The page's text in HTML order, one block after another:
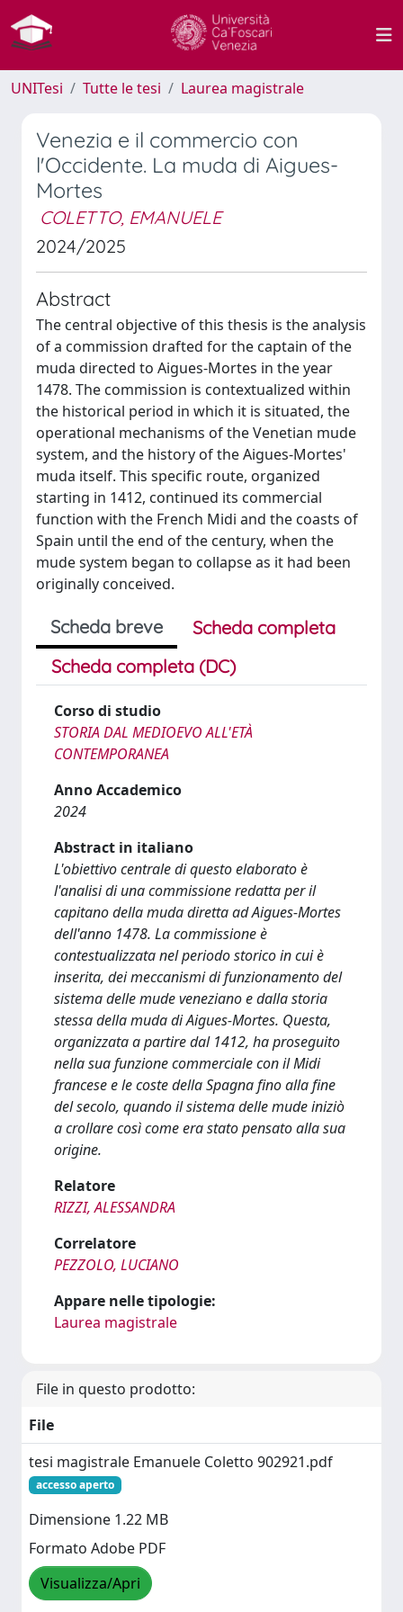
UNITesi Tutte le tesi Laurea magistrale
Venezia e il commercio con
l'Occidente. La muda di Aigues-
Mortes
COLETTO, EMANUELE
2024/2025
Abstract
The central objective of this thesis is the analysis
of a commission drafted for the captain of the
muda directed to Aigues-Mortes in the year
1478. The commission is contextualized within
the historical period in which it is situated, the
operational mechanisms of the Venetian mude
system, and the history of the Aigues-Mortes'
muda itself. This specific route, organized
starting in 1412, continued its commercial
function with the French Midi and the coasts of
Spain until the end of the century, when the
mude system began to collapse as it had been
originally conceived.
Scheda breve
Scheda completa
Scheda completa (DC)
Corso di studio
STORIA DAL MEDIOEVO ALL'ETÀ
CONTEMPORANEA
Anno Accademico
2024
Abstract in italiano
L'obiettivo centrale di questo elaborato è
l'analisi di una commissione redatta per il
capitano della muda diretta ad Aigues-Mortes
dell'anno 1478. La commissione è
contestualizzata nel periodo storico in cui è
inserita, dei meccanismi di funzionamento del
sistema delle mude veneziano e dalla storia
stessa della muda di Aigues-Mortes. Questa,
organizzata a partire dal 1412, ha proseguito
nella sua funzione commerciale con il Midi
francese e le coste della Spagna fino alla fine
del secolo, quando il sistema delle mude iniziò
a crollare così come era stato pensato alla sua
origine.
Relatore
RIZZI, ALESSANDRA
Correlatore
PEZZOLO, LUCIANO
Appare nelle tipologie:
Laurea magistrale
File in questo prodotto:
File
tesi magistrale Emanuele Coletto 902921.pdf
accesso aperto
Dimensione 1.22 MB
Formato Adobe PDF
Visualizza/Apri